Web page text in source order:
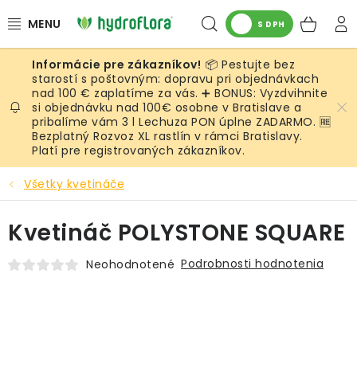
na
Hľadať
S DPH
RASTLINY
UMELÉ RASTLINY
KVETINÁČE
SUBSTRÁTY A PRÍSLUŠENSTVO
SERVIS INTERIÉROVEJ ZELENE
MACHY
📦 Pestujte bez
starostí s poštovným: dopravu pri objednávkach
nad 100 € zaplatíme za vás. ➕ BONUS: Vyzdvihnite
si objednávku nad 100€ osobne v Bratislave a
pribalíme vám 3 l Lechuza PON úplne ZADARMO. 🆓
Bezplatný Rozvoz XL rastlín v rámci Bratislavy.
Platí pre registrovaných zákazníkov.
Všetky kvetináče
Kvetináč POLYSTONE SQUARE
Neohodnotené Podrobnosti hodnotenia